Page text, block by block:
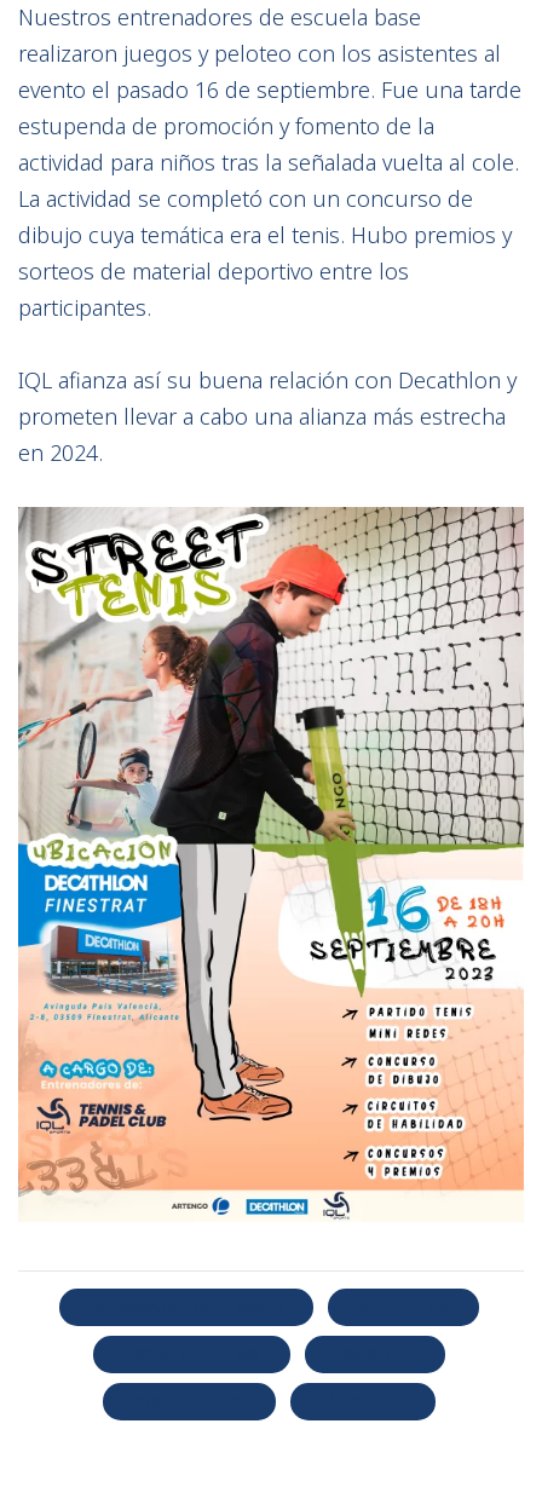
Nuestros entrenadores de escuela base
realizaron juegos y peloteo con los asistentes al
evento el pasado 16 de septiembre. Fue una tarde
estupenda de promoción y fomento de la
actividad para niños tras la señalada vuelta al cole.
La actividad se completó con un concurso de
dibujo cuya temática era el tenis. Hubo premios y
sorteos de material deportivo entre los
participantes.
IQL afianza así su buena relación con Decathlon y
prometen llevar a cabo una alianza más estrecha
en 2024.